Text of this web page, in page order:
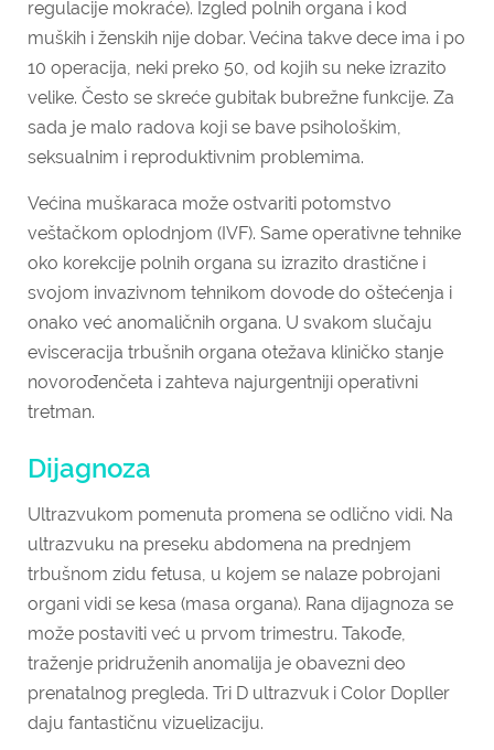
regulacije mokraće). Izgled polnih organa i kod
muških i ženskih nije dobar. Većina takve dece ima i po
10 operacija, neki preko 50, od kojih su neke izrazito
velike. Često se skreće gubitak bubrežne funkcije. Za
sada je malo radova koji se bave psihološkim,
seksualnim i reproduktivnim problemima.
Većina muškaraca može ostvariti potomstvo
veštačkom oplodnjom (IVF). Same operativne tehnike
oko korekcije polnih organa su izrazito drastične i
svojom invazivnom tehnikom dovode do oštećenja i
onako već anomaličnih organa. U svakom slučaju
evisceracija trbušnih organa otežava kliničko stanje
novorođenčeta i zahteva najurgentniji operativni
tretman.
Dijagnoza
Ultrazvukom pomenuta promena se odlično vidi. Na
ultrazvuku na preseku abdomena na prednjem
trbušnom zidu fetusa, u kojem se nalaze pobrojani
organi vidi se kesa (masa organa). Rana dijagnoza se
može postaviti već u prvom trimestru. Takođe,
traženje pridruženih anomalija je obavezni deo
prenatalnog pregleda. Tri D ultrazvuk i Color Dopller
daju fantastičnu vizuelizaciju.